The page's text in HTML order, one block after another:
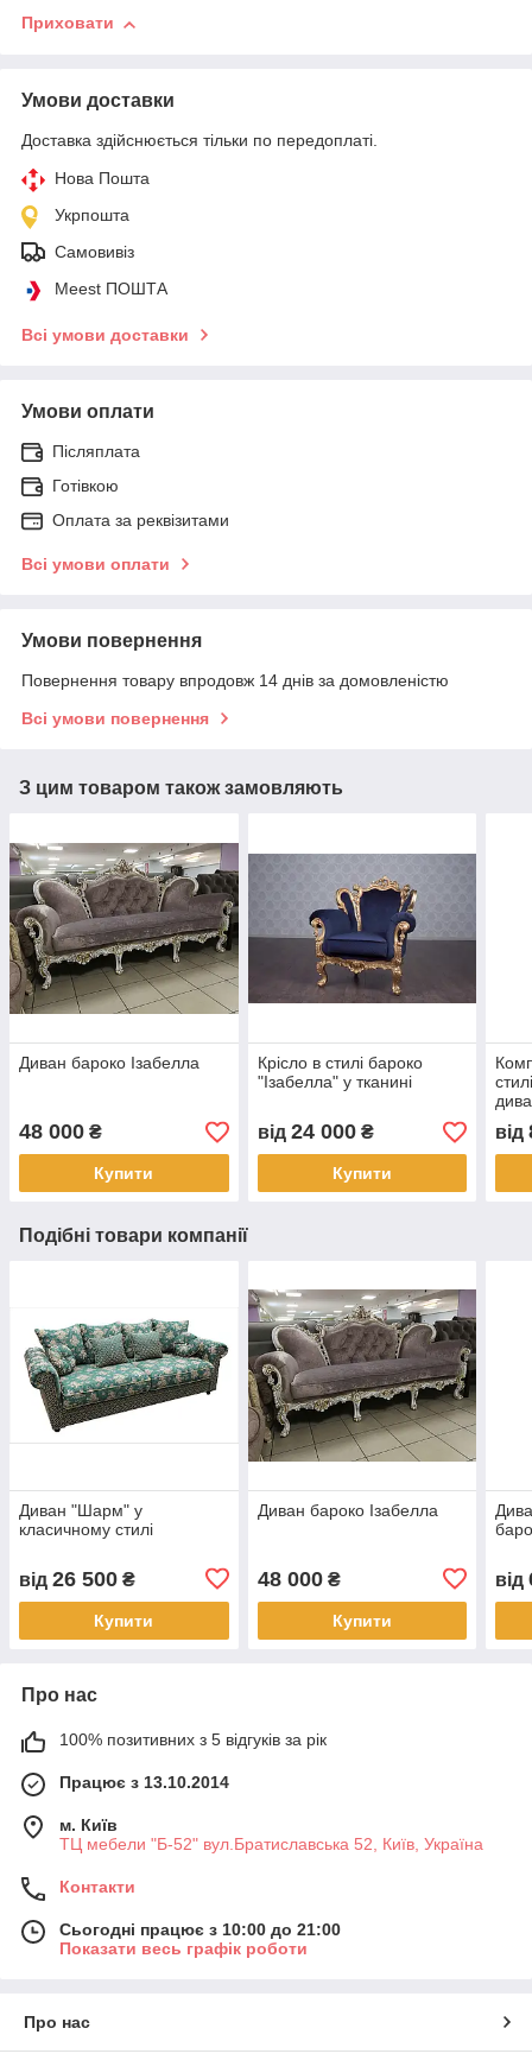
Приховати
Умови доставки
Доставка здійснюється тільки по передоплаті.
Нова Пошта
Укрпошта
Самовивіз
Meest ПОШТА
Всі умови доставки
Умови оплати
Післяплата
Готівкою
Оплата за реквізитами
Всі умови оплати
Умови повернення
Повернення товару впродовж 14 днів за домовленістю
Всі умови повернення
З цим товаром також замовляють
Диван бароко Ізабелла
48 000 ₴
Купити
Крісло в стилі бароко
"Ізабелла" у тканині
від 24 000₴
Купити
від
Подібні товари компанії
Диван "Шарм" у
класичному стилі
від 26 500 ₴
Купити
Диван бароко Ізабелла
48 000₴
Купити
від
Про нас
100% позитивних з 5 відгуків за рік
Працює з 13.10.2014
м. Київ
ТЦ мебели "Б-52" вул.Братиславська 52, Київ, Україна
Контакти
Сьогодні працює з 10:00 до 21:00
Показати весь графік роботи
Про нас